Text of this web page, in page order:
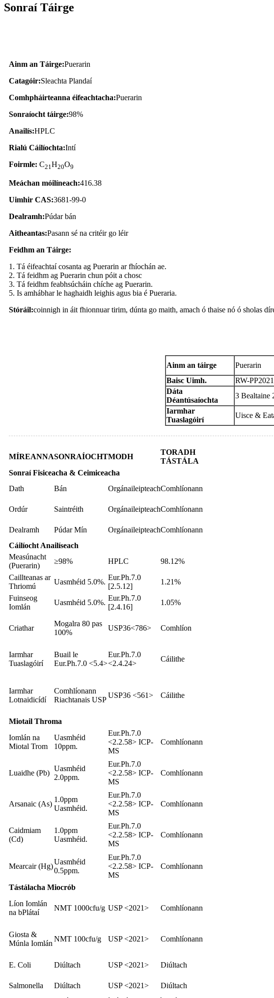
Sonraí Táirge
Ainm an Táirge:Puerarin
Catagóir:Sleachta Plandaí
Comhpháirteanna éifeachtacha:Puerarin
Sonraíocht táirge:98%
Anailís:HPLC
Rialú Cáilíochta:Intí
Foirmle: C21 H20O9
Meáchan móilíneach:416.38
Uimhir CAS:3681-99-0
Dealramh:Púdar bán
Aitheantas:Pasann sé na critéir go léir
Feidhm an Táirge:
1. Tá éifeachtaí cosanta ag Puerarin ar fhíochán ae.
2. Tá feidhm ag Puerarin chun póit a chosc
3. Tá feidhm feabhsúcháin chíche ag Puerarin.
5. Is amhábhar le haghaidh leighis agus bia é Pueraria.
Stóráil:coinnigh in áit fhionnuar tirim, dúnta go maith, amach ó thaise nó ó sholas
Ainm an táirge Puerarin
Baisc Uimh.
RW-
Dáta
Déantúsaíochta
3 Bealtaine
Iarmhar
Tuaslagóirí
Uisce &
MÍREANNASONRAÍOCHTMODH
TORADH
TÁSTÁLA
Sonraí Fisiceacha & Ceimiceacha
Dath
Bán OrgánaileipteachComhlíonann
Ordúr Saintréith OrgánaileipteachComhlíonann
Dealramh Púdar Mín OrgánaileipteachComhlíonann
Cáilíocht Anailíseach
Measúnacht
(Puerarin)
≥98% HPLC
98.12%
Caillteanas ar
Thriomú
Uasmhéid 5.0%.
Eur.Ph.7.0
[2.5.12]
1.21%
Fuinseog
Iomlán
Uasmhéid 5.0%.
Eur.Ph.7.0
[2.4.16]
1.05%
Criathar
Mogalra 80 pas
100%
USP36<786> Comhlíon
Iarmhar
Tuaslagóirí
Buail le
Eur.Ph.7.0 <5.4>
Eur.Ph.7.0
<2.4.24>
Cáilithe
Iarmhar
Lotnaidicídí
Comhlíonann
Riachtanais USP
USP36 <561> Cáilithe
Miotail Throma
Iomlán na
Miotal Trom
Uasmhéid
10ppm.
Eur.Ph.7.0
<2.2.58> ICP-
MS
Comhlíonann
Luaidhe (Pb)
Uasmhéid
2.0ppm.
Eur.Ph.7.0
<2.2.58> ICP-
MS
Comhlíonann
Arsanaic (As)
1.0ppm
Uasmhéid.
Eur.Ph.7.0
<2.2.58> ICP-
MS
Comhlíonann
Caidmiam
(Cd)
1.0ppm
Uasmhéid.
Eur.Ph.7.0
<2.2.58> ICP-
MS
Comhlíonann
Mearcair (Hg)
Uasmhéid
0.5ppm.
Eur.Ph.7.0
<2.2.58> ICP-
MS
Comhlíonann
Tástálacha Miocrób
Líon Iomlán
na bPlátaí
NMT 1000cfu/g USP <2021> Comhlíonann
Giosta &
Múnla Iomlán
NMT 100cfu/g USP <2021> Comhlíonann
E. Coli Diúltach USP <2021> Diúltach
Salmonella Diúltach USP <2021>
Diúltach